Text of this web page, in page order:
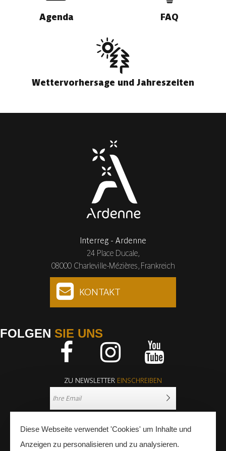
Agenda FAQ
Wettervorhersage und Jahreszeiten
Interreg - Ardenne
24 Place Ducale,
08000 Charleville-Mézières, Frankreich
KONTAKT
FOLGEN SIE UNS
ZU NEWSLETTER EINSCHREIBEN
Diese Webseite verwendet 'Cookies' um Inhalte und
Anzeigen zu personalisieren und zu analysieren.